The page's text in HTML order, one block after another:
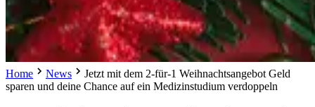
Home News
Jetzt mit dem 2-für-1 Weihnachtsangebot Geld
sparen und deine Chance auf ein Medizinstudium verdoppeln